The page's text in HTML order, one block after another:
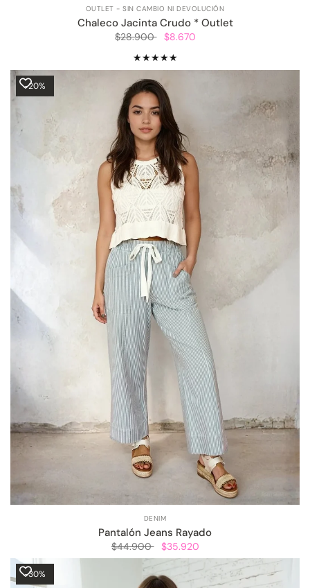
OUTLET - SIN CAMBIO NI DEVOLUCIÓN
Chaleco Jacinta Crudo * Outlet
$28.900 $8.670
-20%
DENIM
Pantalón Jeans Rayado
$44.900 $35.920
-30%